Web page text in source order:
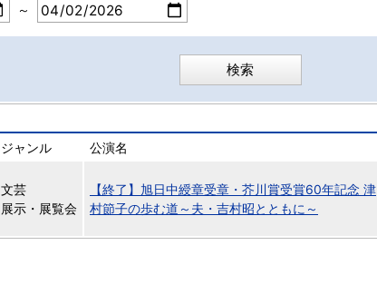
～
ジャンル 公演名
文芸
展示・展覧会
【終了】旭日中綬章受章・芥川賞受賞60年記念 津
村節子の歩む道～夫・吉村昭とともに～